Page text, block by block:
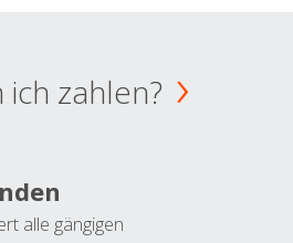
ich zahlen?
alle gängigen